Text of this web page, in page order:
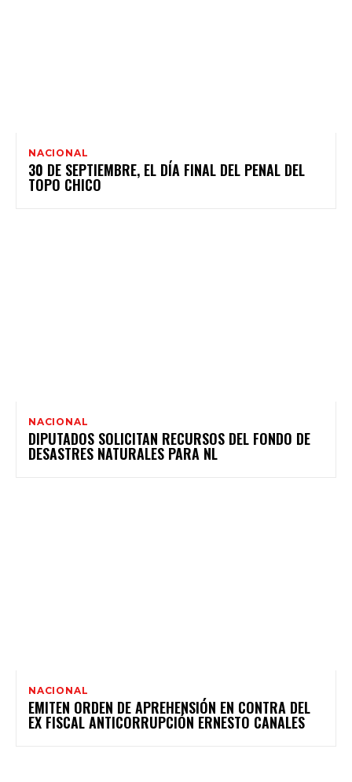
NACIONAL
30 DE SEPTIEMBRE, EL DÍA FINAL DEL PENAL DEL
TOPO CHICO
NACIONAL
DIPUTADOS SOLICITAN RECURSOS DEL FONDO DE
DESASTRES NATURALES PARA NL
NACIONAL
EMITEN ORDEN DE APREHENSIÓN EN CONTRA DEL
EX FISCAL ANTICORRUPCIÓN ERNESTO CANALES